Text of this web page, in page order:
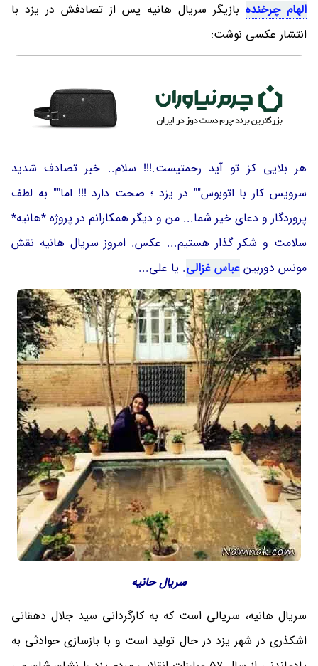
الهام چرخنده بازیگر سریال هانیه پس از تصادفش در یزد با
انتشار عکسی نوشت:
هر بلایی کز تو آید رحمتیست.!!! سلام.. خبر تصادف شدید
سرویس کار با اتوبوس"" در یزد ؛ صحت دارد !!! اما"" به لطف
پروردگار و دعای خیر شما... من و دیگر همکارانم در پروژه *هانیه*
سلامت و شکر گذار هستیم... عکس. امروز سریال هانیه نقش
مونس دوربین عباس غزالی. یا علی...
سریال حانیه
سریال هانیه، سریالی است که به کارگردانی سید جلال دهقانی
اشکذری در شهر یزد در حال تولید است و با بازسازی حوادثی به